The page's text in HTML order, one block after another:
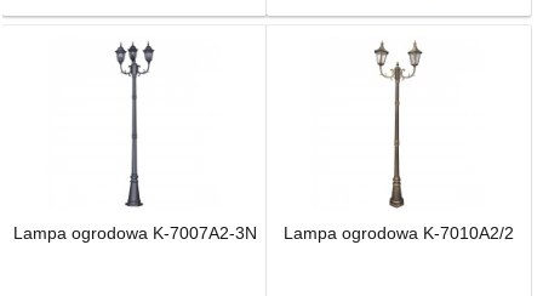
Lampa ogrodowa K-7007A2-3N Lampa ogrodowa K-7010A2/2